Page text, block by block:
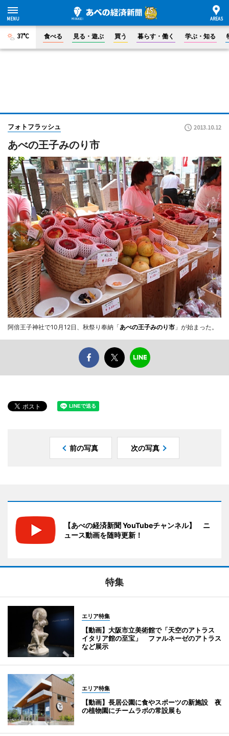
37°C 食べる 見る・遊ぶ 買う 暮らす・働く 学ぶ・知る
フォトフラッシュ 2013.10.12
あべの王子みのり市
阿倍王子神社で10月12日、秋祭り奉納「あべの王子みのり市 」が始まった。
前の写真 次の写真
【あべの経済新聞 YouTubeチャンネル】 ニ
ュース動画を随時更新！
特集
エリア特集
【動画】大阪市立美術館で「天空のアトラス
イタリア館の至宝」 ファルネーゼのアトラス
など展示
エリア特集
【動画】長居公園に食やスポーツの新施設 夜
の植物園にチームラボの常設展も